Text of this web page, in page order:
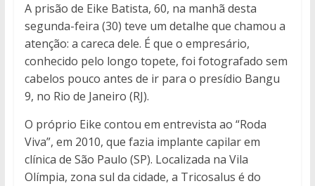
A prisão de Eike Batista, 60, na manhã desta
segunda-feira (30) teve um detalhe que chamou a
atenção: a careca dele. É que o empresário,
conhecido pelo longo topete, foi fotografado sem
cabelos pouco antes de ir para o presídio Bangu
9, no Rio de Janeiro (RJ).
O próprio Eike contou em entrevista ao “Roda
Viva”, em 2010, que fazia implante capilar em
clínica de São Paulo (SP). Localizada na Vila
Olímpia, zona sul da cidade, a Tricosalus é do